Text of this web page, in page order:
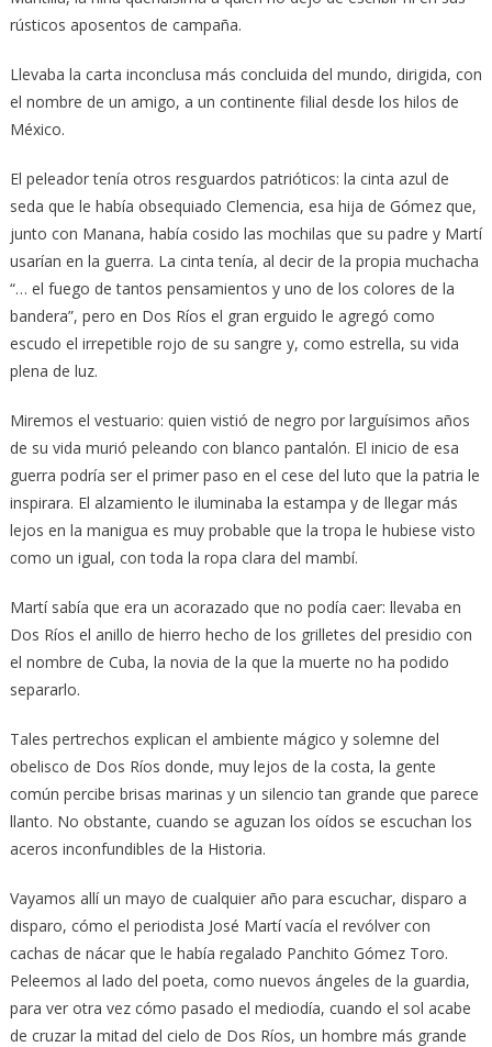
rústicos aposentos de campaña.
Llevaba la carta inconclusa más concluida del mundo, dirigida, con
el nombre de un amigo, a un continente filial desde los hilos de
México.
El peleador tenía otros resguardos patrióticos: la cinta azul de
seda que le había obsequiado Clemencia, esa hija de Gómez que,
junto con Manana, había cosido las mochilas que su padre y Martí
usarían en la guerra. La cinta tenía, al decir de la propia muchacha
“… el fuego de tantos pensamientos y uno de los colores de la
bandera”, pero en Dos Ríos el gran erguido le agregó como
escudo el irrepetible rojo de su sangre y, como estrella, su vida
plena de luz.
Miremos el vestuario: quien vistió de negro por larguísimos años
de su vida murió peleando con blanco pantalón. El inicio de esa
guerra podría ser el primer paso en el cese del luto que la patria le
inspirara. El alzamiento le iluminaba la estampa y de llegar más
lejos en la manigua es muy probable que la tropa le hubiese visto
como un igual, con toda la ropa clara del mambí.
Martí sabía que era un acorazado que no podía caer: llevaba en
Dos Ríos el anillo de hierro hecho de los grilletes del presidio con
el nombre de Cuba, la novia de la que la muerte no ha podido
separarlo.
Tales pertrechos explican el ambiente mágico y solemne del
obelisco de Dos Ríos donde, muy lejos de la costa, la gente
común percibe brisas marinas y un silencio tan grande que parece
llanto. No obstante, cuando se aguzan los oídos se escuchan los
aceros inconfundibles de la Historia.
Vayamos allí un mayo de cualquier año para escuchar, disparo a
disparo, cómo el periodista José Martí vacía el revólver con
cachas de nácar que le había regalado Panchito Gómez Toro.
Peleemos al lado del poeta, como nuevos ángeles de la guardia,
para ver otra vez cómo pasado el mediodía, cuando el sol acabe
de cruzar la mitad del cielo de Dos Ríos, un hombre más grande